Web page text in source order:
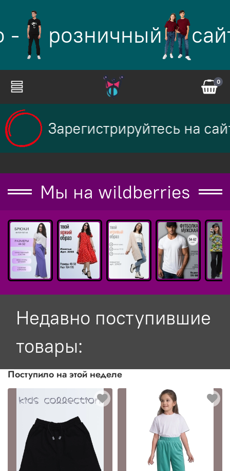
розничный сайт
0
Зарегистрируйтесь на сайте
Мы на wildberries
Недавно поступившие
товары:
Поступило на этой неделе